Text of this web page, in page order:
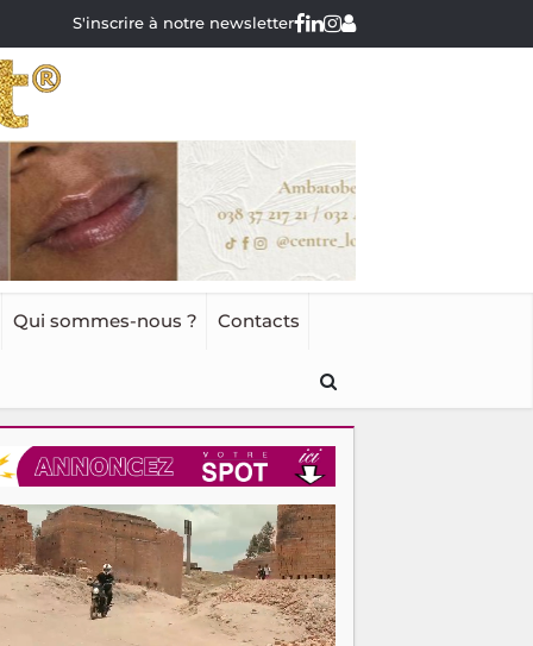
S'inscrire à notre newsletter
Qui sommes-nous ? Contacts